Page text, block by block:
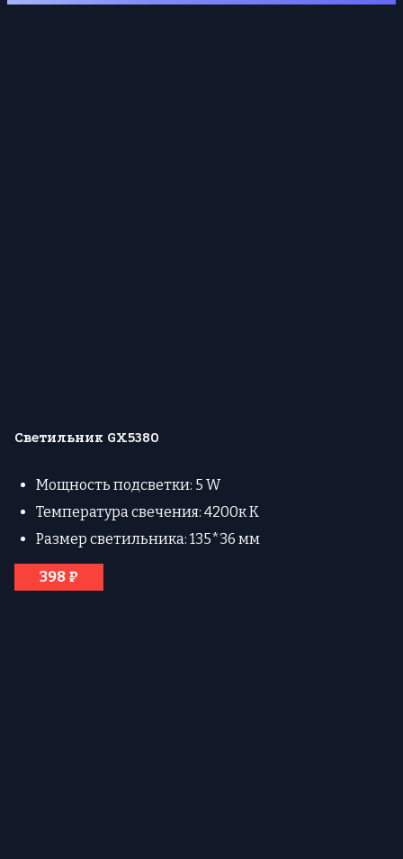
Светильник GX5380
Мощность подсветки: 5 W
Температура свечения: 4200к К
Размер светильника: 135*36 мм
398 ₽